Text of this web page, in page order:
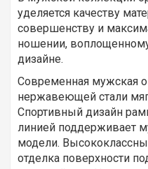
уделяется качеству
совершенству и
ношении,
дизайне.
Современная мужская
нержавеющей стали
Спортивный дизайн
линией поддерживает
модели.
отделка поверхности